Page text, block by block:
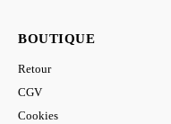
BOUTIQUE
Retour
CGV
Cookies